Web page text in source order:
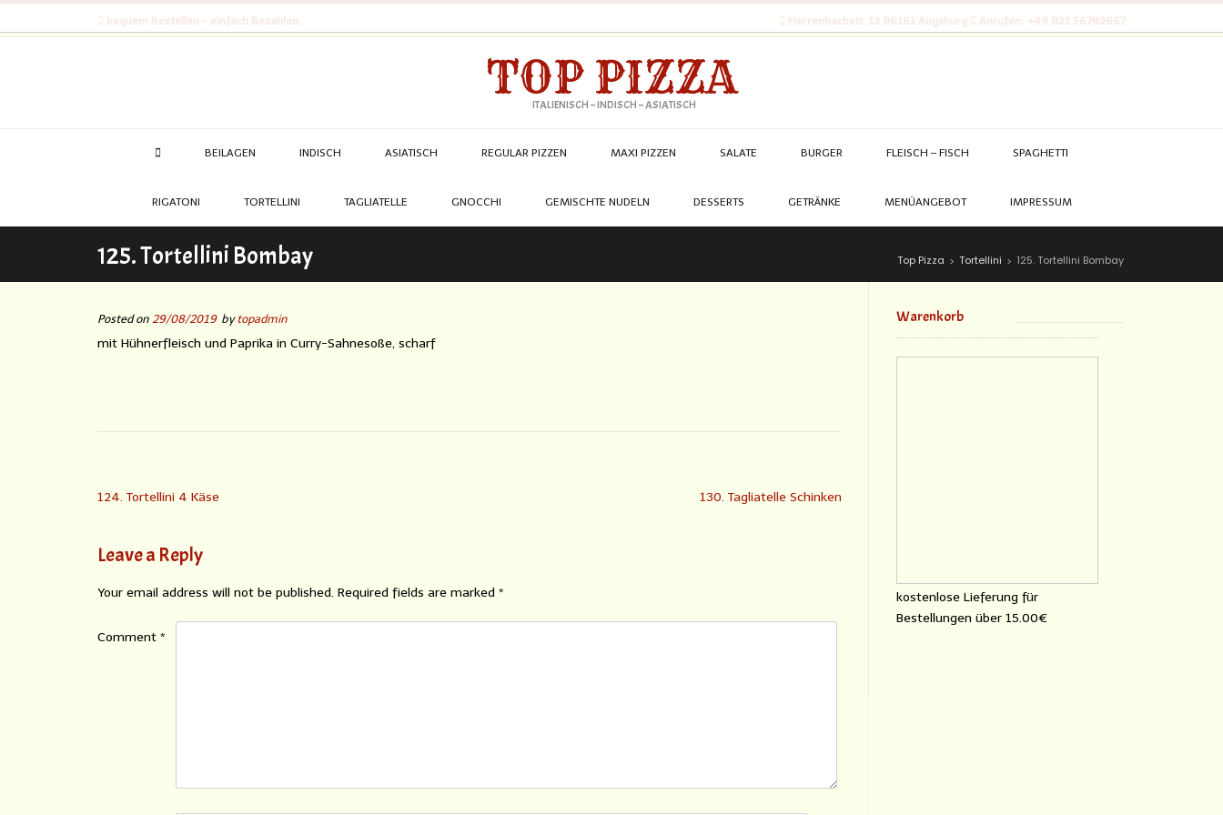
TOP PIZZA
ITALIENISCH – INDISCH – ASIATISCH
BEILAGEN INDISCH ASIATISCH REGULAR PIZZEN MAXI PIZZEN SALATE BURGER FLEISCH – FISCH SPAGHETTI
RIGATONI TORTELLINI TAGLIATELLE GNOCCHI GEMISCHTE NUDELN DESSERTS GETRÄNKE MENÜANGEBOT IMPRESSUM
125. Tortellini Bombay Top Pizza > Tortellini > 125. Tortellini Bombay
Posted on 29/08/2019 by topadmin
mit Hühnerfleisch und Paprika in Curry-Sahnesoße, scharf
124. Tortellini 4 Käse 130. Tagliatelle Schinken
Leave a Reply
Your email address will not be published. Required fields are marked *
Comment *
Warenkorb
kostenlose Lieferung für
Bestellungen über 15.00€